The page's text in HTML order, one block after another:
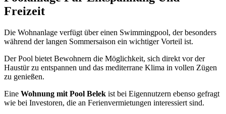
Freizeit
Die Wohnanlage verfügt über einen Swimmingpool, der besonders
während der langen Sommersaison ein wichtiger Vorteil ist.
Der Pool bietet Bewohnern die Möglichkeit, sich direkt vor der
Haustür zu entspannen und das mediterrane Klima in vollen Zügen
zu genießen.
Eine Wohnung mit Pool Belek ist bei Eigennutzern ebenso gefragt
wie bei Investoren, die an Ferienvermietungen interessiert sind.